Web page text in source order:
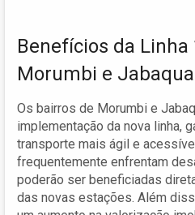
Benefícios da Linha
Morumbi e
Os bairros de Morumbi e
implementação da nova linha,
transporte mais ágil e
frequentemente enfrentam
poderão ser beneficiadas
das novas estações. Além